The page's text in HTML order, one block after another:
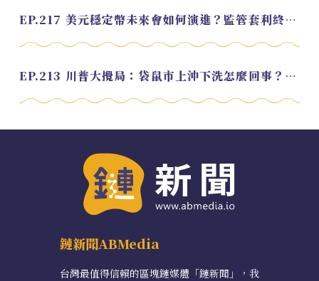
EP.217 美元穩定幣未來會如何演進？監管套利終將收斂？feat. 研究員 余哲安
EP.213 川普大攪局：袋鼠市上沖下洗怎麼回事？feat. Alvin
鏈新聞ABMedia
台灣最值得信賴的區塊鏈媒體「鏈新聞」，我